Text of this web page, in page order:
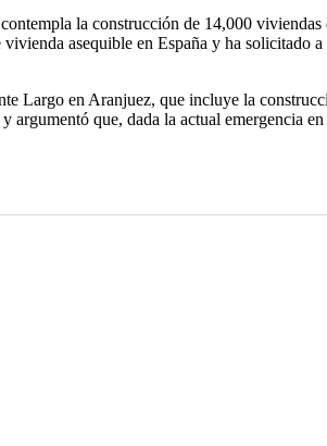
la construcción de 14,000
asequible en España y ha solicitado
Largo en Aranjuez, que incluye la
que, dada la actual emergencia